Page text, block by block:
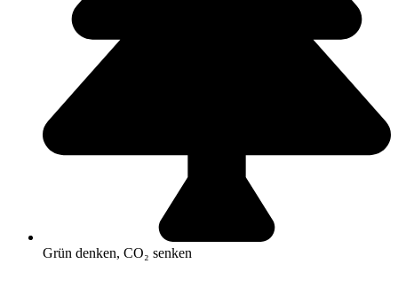
Grün denken, CO₂ senken